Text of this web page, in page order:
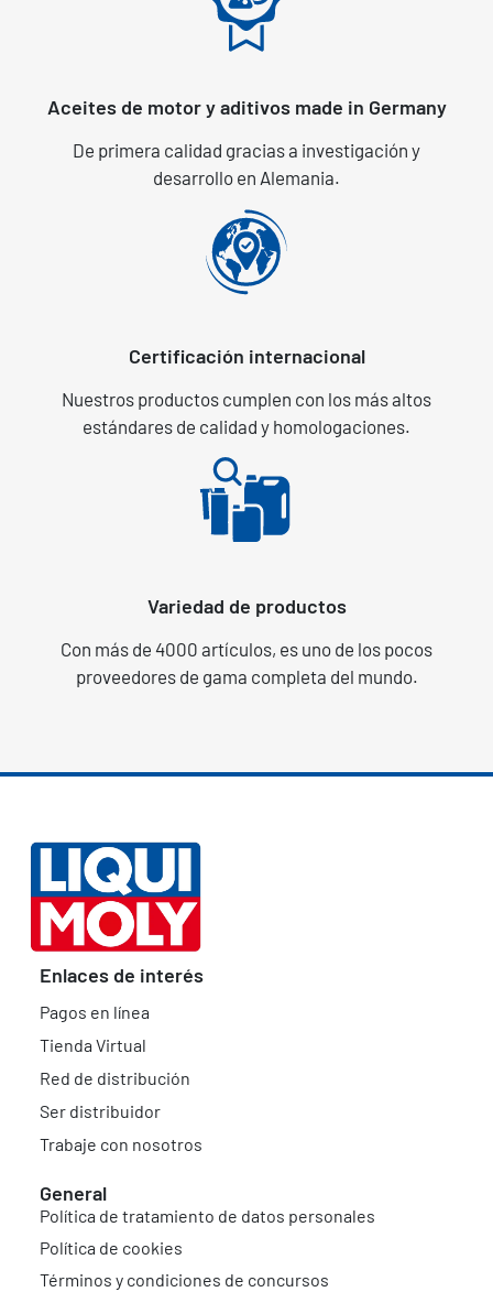
Aceites de motor y aditivos made in Germany
De primera calidad gracias a investigación y
desarrollo en Alemania.
Certificación internacional
Nuestros productos cumplen con los más altos
estándares de calidad y homologaciones.
Variedad de productos
Con más de 4000 artículos, es uno de los pocos
proveedores de gama completa del mundo.
Enlaces de interés
Pagos en línea
Tienda Virtual
Red de distribución
Ser distribuidor
Trabaje con nosotros
General
Política de tratamiento de datos personales
Política de cookies
Términos y condiciones de concursos